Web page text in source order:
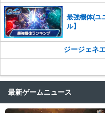
最強機体(ユ
ル】
ジージェネ
最新ゲームニュース